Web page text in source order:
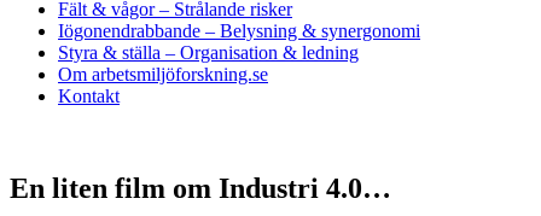
Fält & vågor– Strålande risker
Iögonendrabbande – Belysning & synergonomi
Styra & ställa – Organisation & ledning
Om arbetsmiljöforskning.se
Kontakt
En liten film om Industri 4.0…